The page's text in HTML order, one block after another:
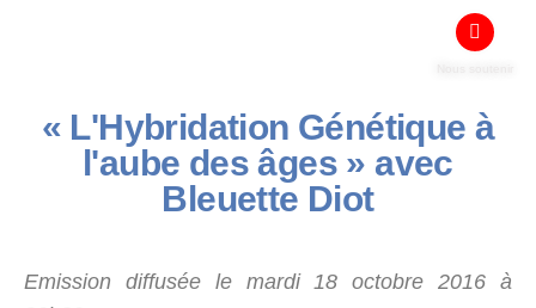
« L'Hybridation Génétique à
l'aube des âges » avec
Bleuette Diot
Emission diffusée le mardi 18 octobre 2016 à